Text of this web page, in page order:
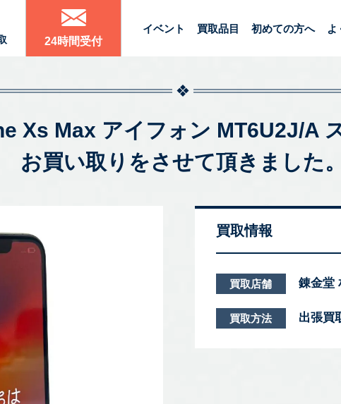
24時間受付
イベント 買取品目 初めての方へ よ
Xs Max アイフォン MT6U2J/A
お買い取りをさせて頂きました
買取情報
買取店舗 錬金堂
買取方法 出張買